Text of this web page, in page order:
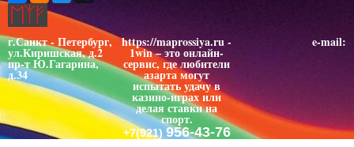
г.Санкт - Петербург,
ул.Киришская, д.2
пр-т Ю.Гагарина,
д.34
https://maprossiya.ru -
1win – это онлайн-
сервис, где любители
азарта могут
испытать удачу в
казино-играх или
делая ставки на
спорт.
+7(921) 956-43-76
e-mail: